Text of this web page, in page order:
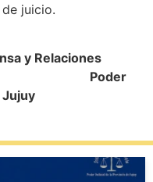
juicio.
y Relaciones
Poder